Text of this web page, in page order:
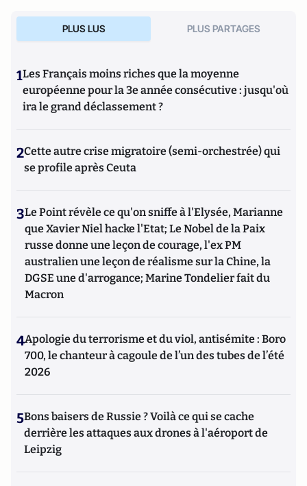
PLUS LUS PLUS PARTAGES
1Les Français moins riches que la moyenne
européenne pour la 3e année consécutive : jusqu'où
ira le grand déclassement ?
2Cette autre crise migratoire (semi-orchestrée) qui
se profile après Ceuta
3Le Point révèle ce qu'on sniffe à l'Elysée, Marianne
que Xavier Niel hacke l'Etat; Le Nobel de la Paix
russe donne une leçon de courage, l'ex PM
australien une leçon de réalisme sur la Chine, la
DGSE une d'arrogance; Marine Tondelier fait du
Macron
4Apologie du terrorisme et du viol, antisémite : Boro
700, le chanteur à cagoule de l’un des tubes de l’été
2026
5Bons baisers de Russie ? Voilà ce qui se cache
derrière les attaques aux drones à l'aéroport de
Leipzig